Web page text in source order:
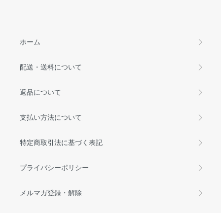
ホーム
配送・送料について
返品について
支払い方法について
特定商取引法に基づく表記
プライバシーポリシー
メルマガ登録・解除